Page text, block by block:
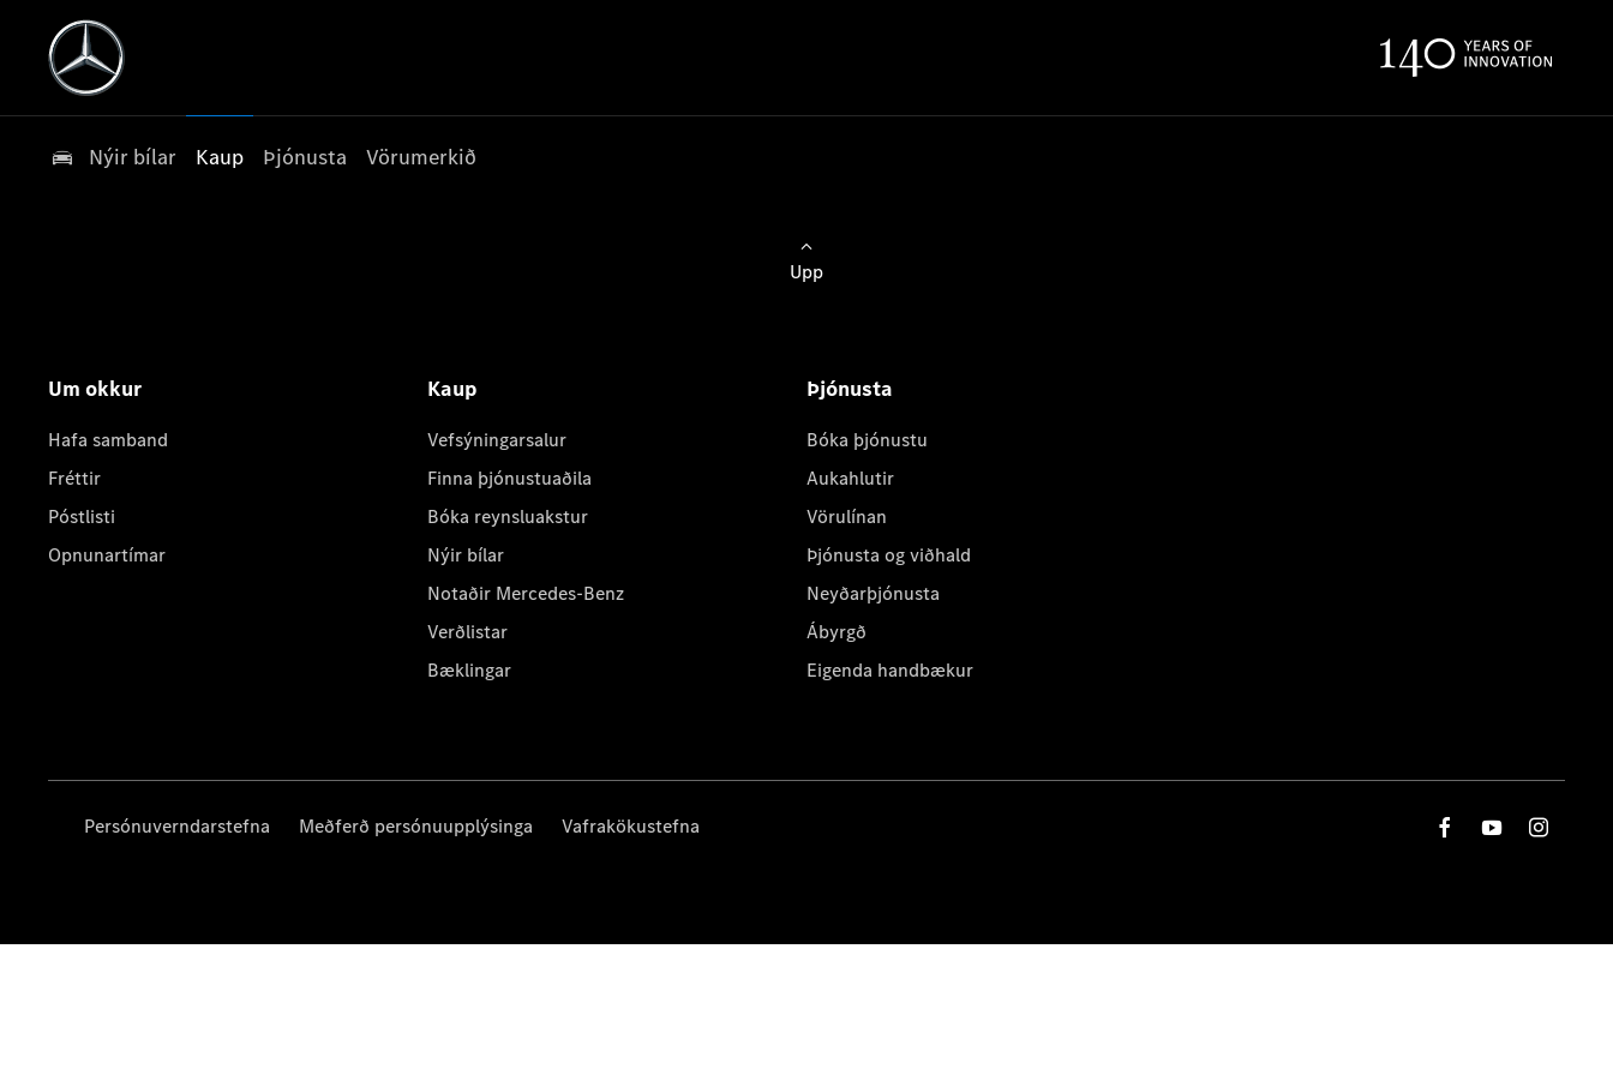
Nýir bílar Kaup Þjónusta Vörumerkið
Upp
Um okkur
Hafa samband
Fréttir
Póstlisti
Opnunartímar
Kaup
Vefsýningarsalur
Finna þjónustuaðila
Bóka reynsluakstur
Nýir bílar
Notaðir Mercedes-Benz
Verðlistar
Bæklingar
Þjónusta
Bóka þjónustu
Aukahlutir
Vörulínan
Þjónusta og viðhald
Neyðarþjónusta
Ábyrgð
Eigenda handbækur
Persónuverndarstefna Meðferð persónuupplýsinga Vafrakökustefna